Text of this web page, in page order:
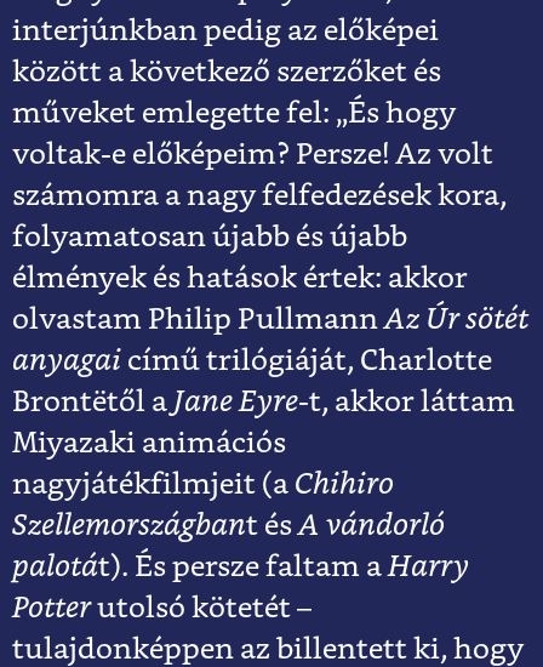
interjúnkban pedig az előképei
között a következő szerzőket és
műveket emlegette fel: „És hogy
voltak-e előképeim? Persze! Az volt
számomra a nagy felfedezések kora,
folyamatosan újabb és újabb
élmények és hatások értek: akkor
olvastam Philip PullmannAz Úr sötét
anyagai című trilógiáját, Charlotte
Brontëtől a Jane Eyre-t, akkor láttam
Miyazaki animációs
nagyjátékfilmjeit (a Chihiro
Szellemországbant ésA vándorló
palotát). És persze faltam aHarry
Potterutolsó kötetét –
tulajdonképpen az billentett ki, hogy